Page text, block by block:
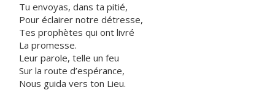
Tu envoyas, dans ta pitié,
Pour éclairer notre détresse,
Tes prophètes qui ont livré
La promesse.
Leur parole, telle un feu
Sur la route d’espérance,
Nous guida vers ton Lieu.